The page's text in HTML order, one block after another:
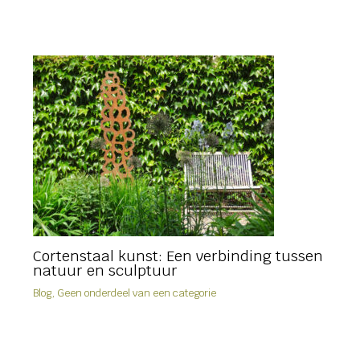
Cortenstaal kunst: Een verbinding tussen
natuur en sculptuur
Blog, Geen onderdeel van een categorie